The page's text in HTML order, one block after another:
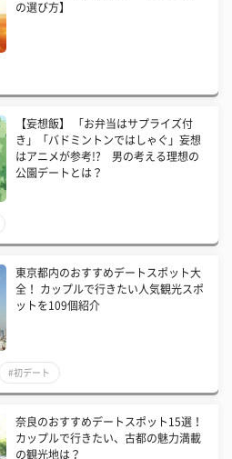
の選び方】
【妄想飯】 「お弁当はサプライズ付
き」「バドミントンではしゃぐ」妄想
はアニメが参考!? 男の考える理想の
公園デートとは？
東京都内のおすすめデートスポット大
全！ カップルで行きたい人気観光スポ
ットを109個紹介
#初デート
奈良のおすすめデートスポット15選！
カップルで行きたい、古都の魅力満載
の観光地は？